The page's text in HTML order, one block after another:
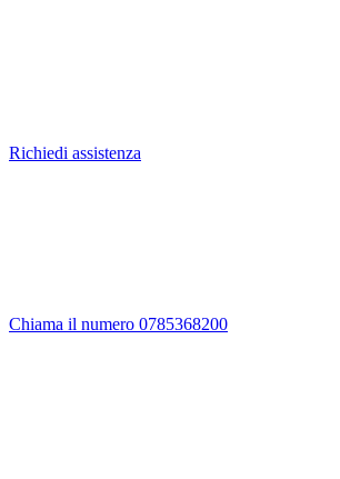
Richiedi assistenza
Chiama il numero 0785368200